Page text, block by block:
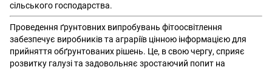
сільського господарства.
Проведення ґрунтовних випробувань фітоосвітлення
забезпечує виробників та аграріїв цінною інформацією для
прийняття обґрунтованих рішень. Це, в свою чергу, сприяє
розвитку галузі та задовольняє зростаючий попит на